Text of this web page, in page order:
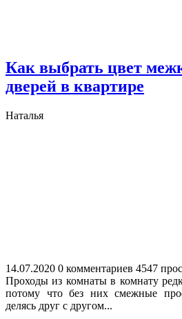
Как выбрать цвет
дверей в квартире
Наталья
14.07.2020 0 комментариев 4547
Проходы из комнаты в комнату
потому что без них смежные
делясь друг с другом...